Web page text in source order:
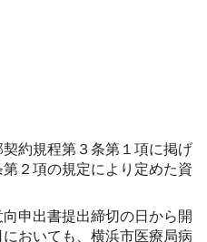
約規程第３条第１項に掲げ
２項の規定により定めた資
申出書提出締切の日から開
おいても、横浜市医療局病